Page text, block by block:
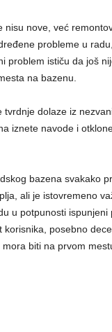
nisu nove, već
probleme u
problem ističu da još
na bazenu.
tvrdnje dolaze iz
iznete navode i
bazena svakako
ali je istovremeno
u potpunosti ispunjeni
korisnika, posebno
biti na prvom